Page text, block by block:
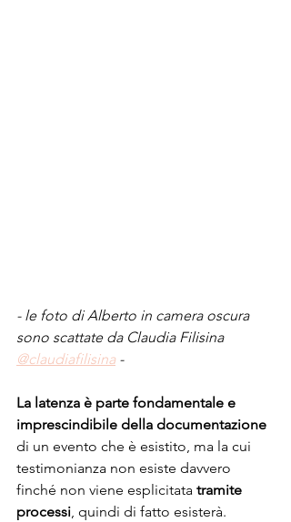
- le foto di Alberto in camera oscura
sono scattate da Claudia Filisina
@claudiafilisina -
La latenza è parte fondamentale e
imprescindibile della documentazione
di un evento che è esistito, ma la cui
testimonianza non esiste davvero
finché non viene esplicitata tramite
processi, quindi di fatto esisterà.